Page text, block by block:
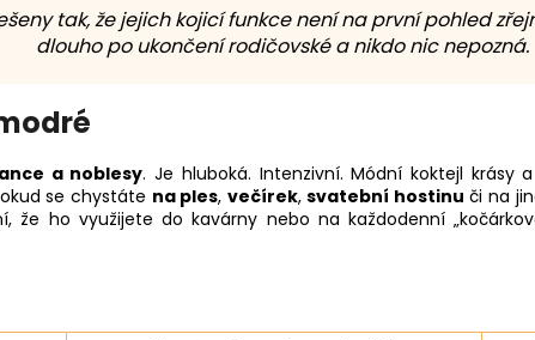
tak, že jejich kojicí funkce není na první pohled
dlouho po ukončení rodičovské a nikdo nic nepozná.
a noblesy. Je hluboká. Intenzivní. Módní koktejl krásy
se chystáte na ples, večírek,svatební hostinu či na
že ho využijete do kavárny nebo na každodenní